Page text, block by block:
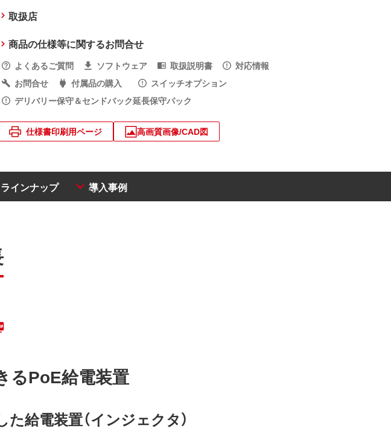
取扱店
商品の仕様等に関するお問合せ
よくあるご質問 ソフトウェア 取扱説明書
対応情報
お問合せ
付属品の購入
スイッチオプション
デリバリー保守＆センドバック延長保守パック
仕様書印刷用ページ 高画質画像/CAD図
ラインナップ 導入事例
るPoE給電装置
給電装置（インジェクタ）